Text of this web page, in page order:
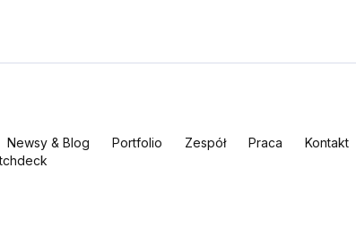
Newsy & Blog Portfolio Zespół Praca
Kontakt